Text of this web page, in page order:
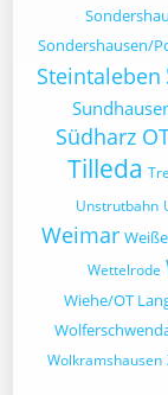
Sondershausen/
Steintaleben
Südharz
Tilleda
Unstrutbahn
Weimar
Wettelrode
Wiehe/OT
Wolkramshausen